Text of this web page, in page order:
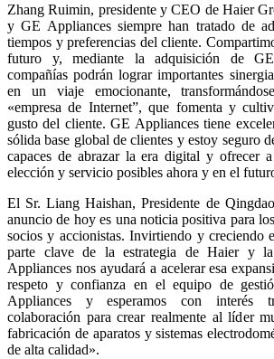
Zhang Ruimin, presidente y CEO de Haier
y GE Appliances siempre han tratado de
tiempos y preferencias del cliente.
futuro y, mediante la adquisición de GE
compañías podrán lograr importantes
en un viaje emocionante,
«empresa de Internet”, que fomenta y
gusto del cliente. GE Appliances tiene
sólida base global de clientes y estoy seguro
capaces de abrazar la era digital y ofrecer
elección y servicio posibles ahora y en el
El Sr. Liang Haishan, Presidente de
anuncio de hoy es una noticia positiva para
socios y accionistas. Invirtiendo y creciendo
parte clave de la estrategia de Haier y
Appliances nos ayudará a acelerar esa
respeto y confianza en el equipo de
Appliances y esperamos con interés
colaboración para crear realmente al líder
fabricación de aparatos y sistemas
de alta calidad».